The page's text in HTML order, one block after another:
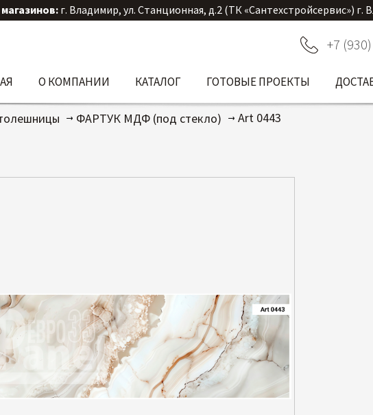
г. Владимир, ул. Станционная, д.2 (ТК «Сантехстройсервис»)
+7
О КОМПАНИИ КАТАЛОГ ГОТОВЫЕ ПРОЕКТЫ
ФАРТУК МДФ (под стекло) Art 0443